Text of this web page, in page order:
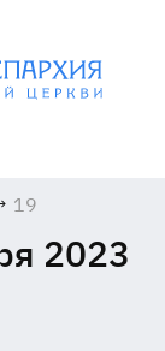
19
2023